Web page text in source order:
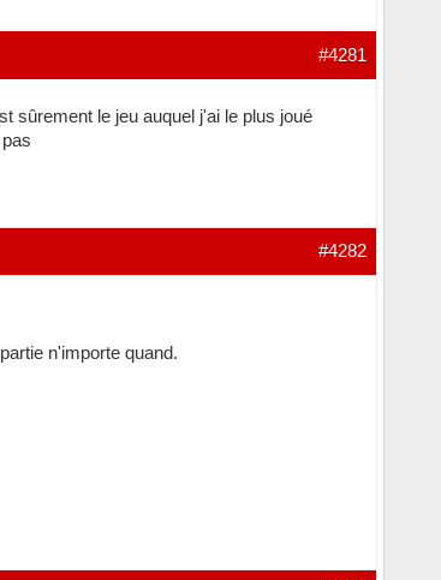
#4281
sûrement le jeu auquel j'ai le plus joué
#4282
n'importe quand.